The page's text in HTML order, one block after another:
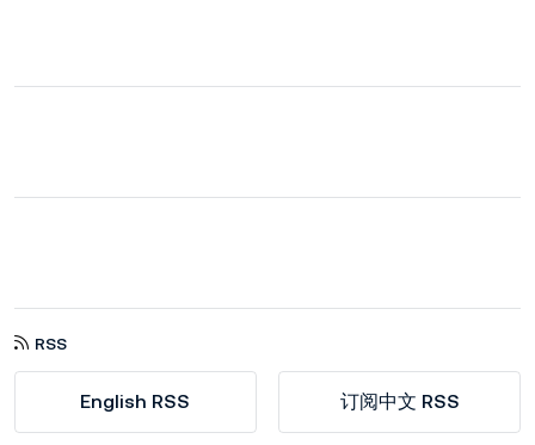
RSS
English RSS 订阅中文 RSS